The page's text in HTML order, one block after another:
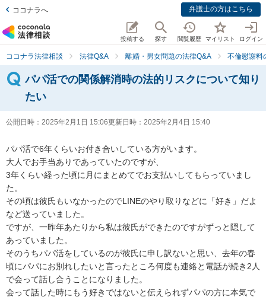
ココナラへ 弁護士の方はこちら
投稿する 探す 閲覧履歴 マイリスト ログイン
ココナラ法律相談 法律Q&A 離婚・男女問題の法律Q&A 不倫慰謝料
パパ活での関係解消時の法的リスクについて知り
たい
公開日時： 2025年2月1日 15:06更新日時： 2025年2月4日 15:40
パパ活で6年くらいお付き合いしている方がいます。
大人でお手当ありであっていたのですが、
3年くらい経った頃に月にまとめてでお支払いしてもらっていまし
た。
その頃は彼氏もいなかったのでLINEのやり取りなどに「好き」だよ
など送っていました。
ですが、一昨年あたりから私は彼氏ができたのですがずっと隠して
あっていました。
そのうちパパ活をしているのが彼氏に申し訳ないと思い、去年の春
頃にパパにお別れしたいと言ったところ何度も連絡と電話が続き2人
で会って話し合うことになりました。
会って話した時にもう好きではないと伝えられずパパの方に本気で